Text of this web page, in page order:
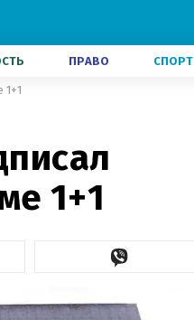
ПРАВО СПОРТ
1+1